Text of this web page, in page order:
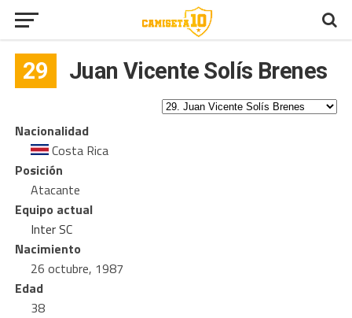
29 Juan Vicente Solís Brenes
Nacionalidad
Costa Rica
Posición
Atacante
Equipo actual
Inter SC
Nacimiento
26 octubre, 1987
Edad
38